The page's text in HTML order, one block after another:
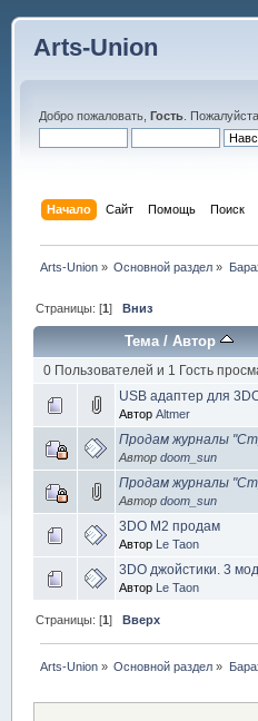
Arts-Union
Добро пожаловать, Гость. Пожалуйста,
Начало Сайт Помощь Поиск
Arts-Union » Основной раздел »
Страницы: [1]Вниз
Тема/ Автор
0 Пользователей и 1 Гость
USB адаптер для
Автор Altmer
Продам журналы
Автор doom_sun
Продам журналы
Автор doom_sun
3DO M2 продам
Автор Le Taon
3DO джойстики. 3
Автор Le Taon
Страницы: [1]Вверх
Arts-Union » Основной раздел »